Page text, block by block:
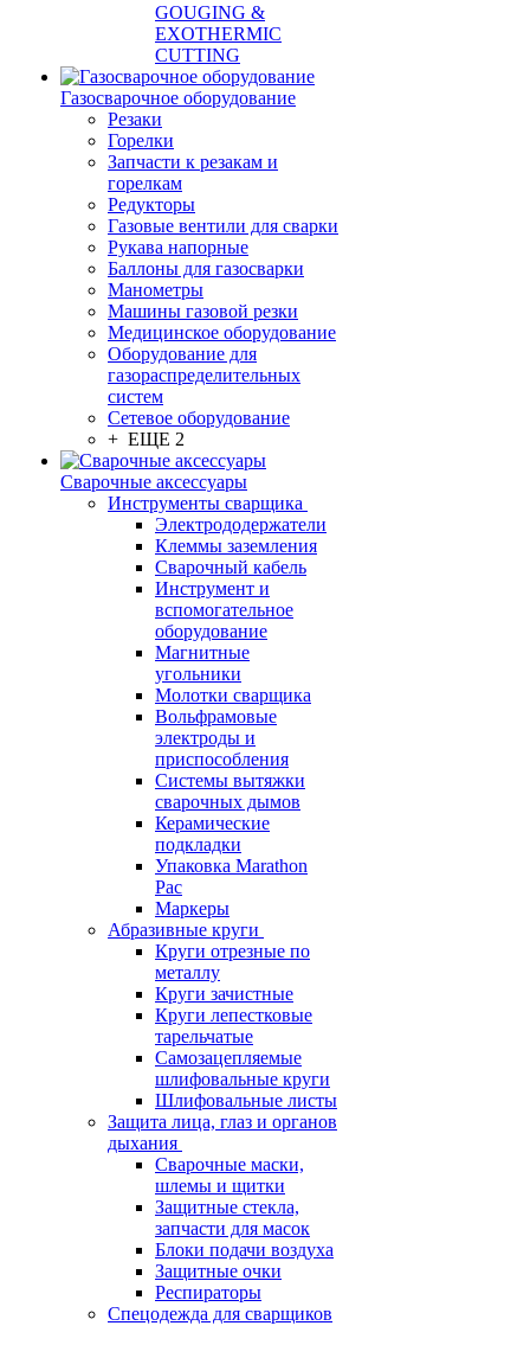
GOUGING &
EXOTHERMIC
CUTTING
Газосварочное оборудование
Резаки
Горелки
Запчасти к резакам и
горелкам
Редукторы
Газовые вентили для сварки
Рукава напорные
Баллоны для газосварки
Манометры
Машины газовой резки
Медицинское оборудование
Оборудование для
газораспределительных
систем
Сетевое оборудование
+ ЕЩЕ 2
Сварочные аксессуары
Инструменты сварщика
Электрододержатели
Клеммы заземления
Сварочный кабель
Инструмент и
вспомогательное
оборудование
Магнитные
угольники
Молотки сварщика
Вольфрамовые
электроды и
приспособления
Системы вытяжки
сварочных дымов
Керамические
подкладки
Упаковка Marathon
Pac
Маркеры
Абразивные круги
Круги отрезные по
металлу
Круги зачистные
Круги лепестковые
тарельчатые
Самозацепляемые
шлифовальные круги
Шлифовальные листы
Защита лица, глаз и органов
дыхания
Сварочные маски,
шлемы и щитки
Защитные стекла,
запчасти для масок
Блоки подачи воздуха
Защитные очки
Респираторы
Спецодежда для сварщиков